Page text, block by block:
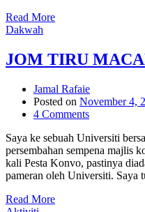
Read More
Dakwah
JOM TIRU
Jamal Rafaie
Posted on November 4,
4 Comments
Saya ke sebuah Universiti
persembahan sempena majlis
kali Pesta Konvo, pastinya
pameran oleh Universiti.
Read More